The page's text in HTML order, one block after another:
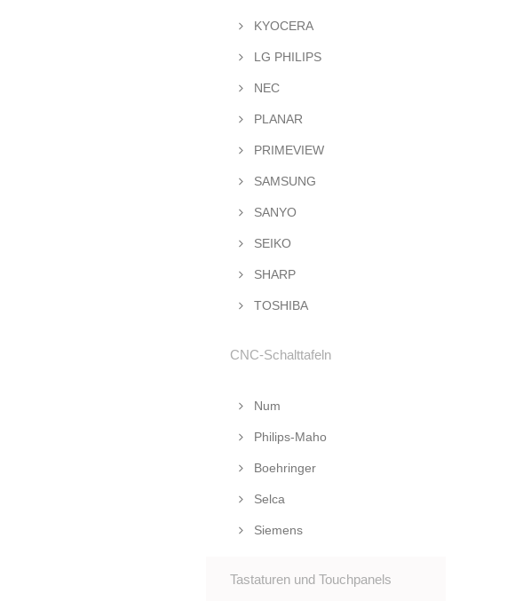
KYOCERA
LG PHILIPS
NEC
PLANAR
PRIMEVIEW
SAMSUNG
SANYO
SEIKO
SHARP
TOSHIBA
CNC-Schalttafeln
Num
Philips-Maho
Boehringer
Selca
Siemens
Tastaturen und Touchpanels